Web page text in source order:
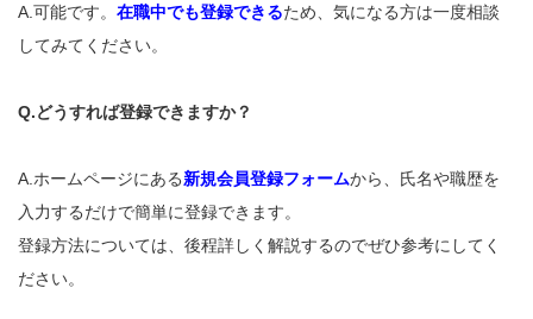
A.可能です。 在職中でも登録できるため、気になる方は一度相談
してみてください。
Q.どうすれば登録できますか？
A.ホームページにある新規会員登録フォームから、氏名や職歴を
入力するだけで簡単に登録できます。
登録方法については、後程詳しく解説するのでぜひ参考にしてく
ださい。